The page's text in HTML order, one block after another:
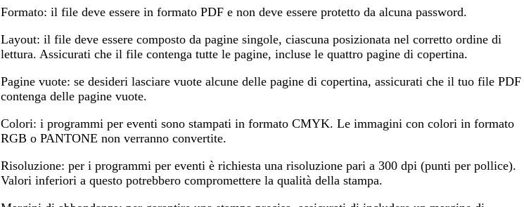
Formato: il file deve essere in formato PDF e non deve essere protetto da alcuna password.
Layout: il file deve essere composto da pagine singole, ciascuna posizionata nel corretto ordine di
lettura. Assicurati che il file contenga tutte le pagine, incluse le quattro pagine di copertina.
Pagine vuote: se desideri lasciare vuote alcune delle pagine di copertina, assicurati che il tuo file PDF
contenga delle pagine vuote.
Colori: i programmi per eventi sono stampati in formato CMYK. Le immagini con colori in formato
RGB o PANTONE non verranno convertite.
Risoluzione: per i programmi per eventi è richiesta una risoluzione pari a 300 dpi (punti per pollice).
Valori inferiori a questo potrebbero compromettere la qualità della stampa.